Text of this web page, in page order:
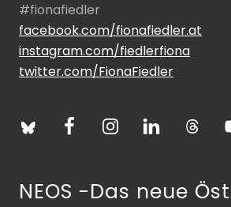
#fionafiedler
facebook.com/fionafiedler.at
instagram.com/fiedlerfiona
twitter.com/FionaFiedler
NEOS -Das neue